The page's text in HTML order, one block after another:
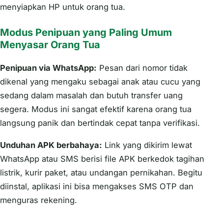
menyiapkan HP untuk orang tua.
Modus Penipuan yang Paling Umum
Menyasar Orang Tua
Penipuan via WhatsApp: Pesan dari nomor tidak
dikenal yang mengaku sebagai anak atau cucu yang
sedang dalam masalah dan butuh transfer uang
segera. Modus ini sangat efektif karena orang tua
langsung panik dan bertindak cepat tanpa verifikasi.
Unduhan APK berbahaya: Link yang dikirim lewat
WhatsApp atau SMS berisi file APK berkedok tagihan
listrik, kurir paket, atau undangan pernikahan. Begitu
diinstal, aplikasi ini bisa mengakses SMS OTP dan
menguras rekening.